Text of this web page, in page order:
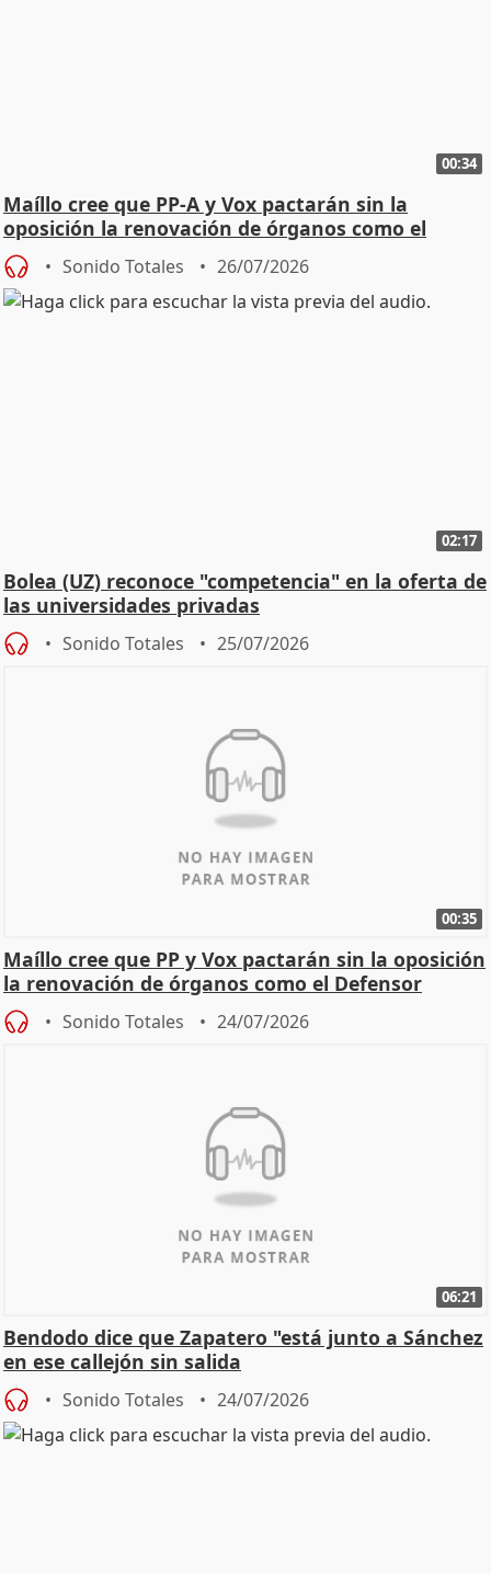
00:34
Maíllo cree que PP-A y Vox pactarán sin la
oposición la renovación de órganos como el
Defensor
Sonido Totales 26/07/2026
02:17
Bolea (UZ) reconoce "competencia" en la oferta de
las universidades privadas
Sonido Totales 25/07/2026
00:35
Maíllo cree que PP y Vox pactarán sin la oposición
la renovación de órganos como el Defensor
Sonido Totales 24/07/2026
06:21
Bendodo dice que Zapatero "está junto a Sánchez
en ese callejón sin salida
Sonido Totales 24/07/2026